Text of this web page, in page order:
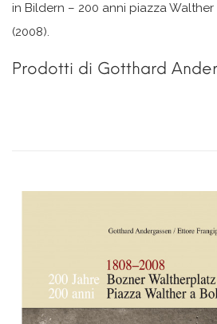
in Bildern – 200 anni piazza
(2008).
Prodotti di Gotthard